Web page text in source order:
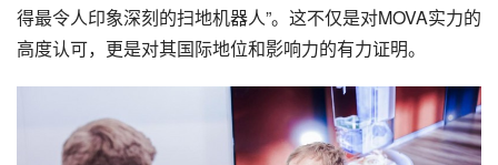
得最令人印象深刻的扫地机器人”。这不仅是对MOVA实力的
高度认可，更是对其国际地位和影响力的有力证明。